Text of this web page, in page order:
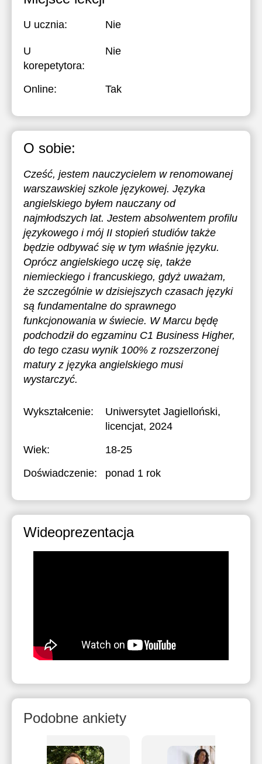
U ucznia: Nie
U
korepetytora:
Nie
Online: Tak
O sobie:
Cześć, jestem nauczycielem w renomowanej
warszawskiej szkole językowej. Języka
angielskiego byłem nauczany od
najmłodszych lat. Jestem absolwentem profilu
językowego i mój II stopień studiów także
będzie odbywać się w tym właśnie języku.
Oprócz angielskiego uczę się, także
niemieckiego i francuskiego, gdyż uważam,
że szczególnie w dzisiejszych czasach języki
są fundamentalne do sprawnego
funkcjonowania w świecie. W Marcu będę
podchodził do egzaminu C1 Business Higher,
do tego czasu wynik 100% z rozszerzonej
matury z języka angielskiego musi
wystarczyć.
Wykształcenie: Uniwersytet Jagielloński,
licencjat, 2024
Wiek:
18-25
Doświadczenie:
ponad 1 rok
Wideoprezentacja
Podobne ankiety